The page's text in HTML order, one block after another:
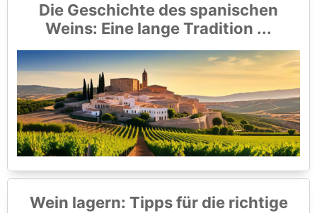
Die Geschichte des spanischen
Weins: Eine lange Tradition ...
Wein lagern: Tipps für die richtige